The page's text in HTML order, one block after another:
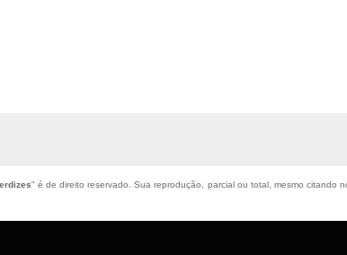
" é de direito reservado. Sua reprodução, parcial ou total, mesmo citando